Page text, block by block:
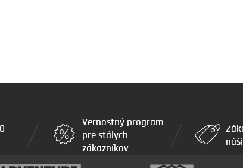
Vernostný program
pre stálych
zákazníkov